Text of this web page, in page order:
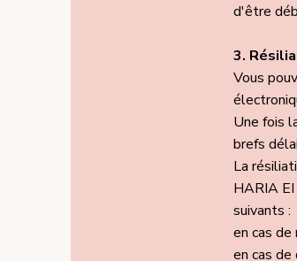
d'être
3.
Vous
Une fois
brefs
La
HARIA
suivants :
en cas de
en cas